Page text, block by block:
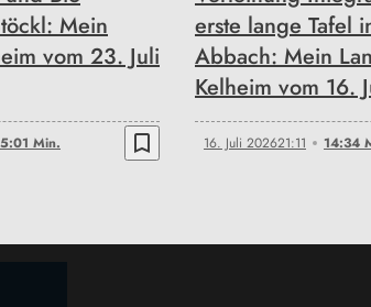
Mein
vom 23. Juli
Min. bookmark_border
erste lange Tafel
Abbach: Mein
Kelheim vom 16.
16. Juli 202621:11 14:34